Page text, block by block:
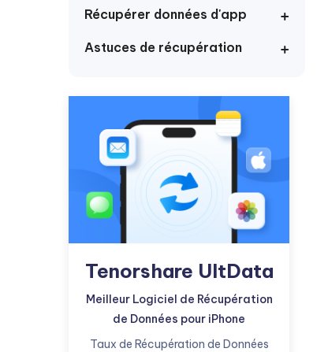
Plus de conseils utiles
Plus de conseils utiles
CommencerRécupérer données d'app
Astuces de récupération
Tenorshare UltData
Meilleur Logiciel de Récupération
de Données pour iPhone
Taux de Récupération de Données